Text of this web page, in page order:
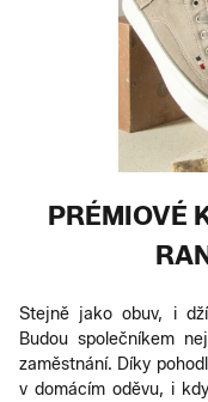
PRÉMIOVÉ
Stejně jako obuv, i
Budou společníkem
zaměstnání. Díky
v domácím oděvu, i